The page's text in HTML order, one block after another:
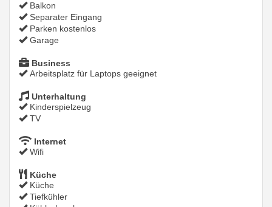
Balkon
Separater Eingang
Parken kostenlos
Garage
Business
Arbeitsplatz für Laptops geeignet
Unterhaltung
Kinderspielzeug
TV
Internet
Wifi
Küche
Küche
Tiefkühler